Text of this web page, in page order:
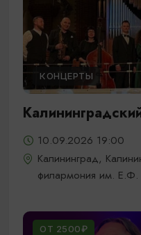
КОНЦЕРТЫ
10.09.2026 19:00
Калининград,
филармония им. Е.Ф.
ОТ 2500₽